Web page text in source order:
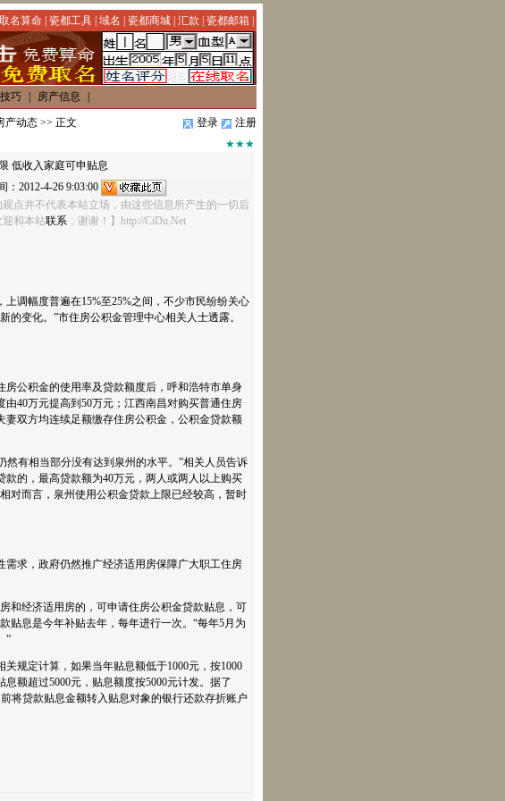
名算命| 瓷都工具| 域名 瓷都商城| 汇款 瓷都邮箱
巧 房产信息
产动态>> 正文 登录
注册
★★★
低收入家庭可申贴息
：2012-4-26 9:03:00
点并不代表本站立场，由这些信息所产生的一切后
和本站联系，谢谢！】http://CiDu.Net
幅度普遍在15%至25%之间，不少市民纷纷关心
变化。”市住房公积金管理中心相关人士透露。
公积金的使用率及贷款额度后，呼和浩特市单身
40万元提高到50万元；江西南昌对购买普通住房
双方均连续足额缴存住房公积金，公积金贷款额
有相当部分没有达到泉州的水平。”相关人员告诉
的，最高贷款额为40万元，两人或两人以上购买
对而言，泉州使用公积金贷款上限已经较高，暂时
求，政府仍然推广经济适用房保障广大职工住房
经济适用房的，可申请住房公积金贷款贴息，可
贴息是今年补贴去年，每年进行一次。“每年5月为
”
定计算，如果当年贴息额低于1000元，按1000
额超过5000元，贴息额度按5000元计发。据了
将贷款贴息金额转入贴息对象的银行还款存折账户